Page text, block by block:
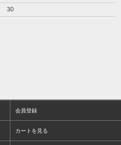
30
会員登録
カートを見る